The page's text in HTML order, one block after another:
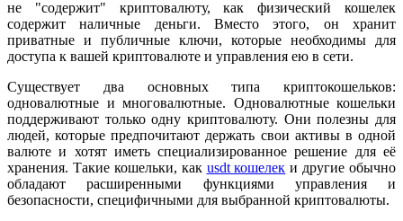
не "содержит" криптовалюту, как физический кошелек
содержит наличные деньги. Вместо этого, он хранит
приватные и публичные ключи, которые необходимы для
доступа к вашей криптовалюте и управления ею в сети.
Существует два основных типа криптокошельков:
одновалютные и многовалютные. Одновалютные кошельки
поддерживают только одну криптовалюту. Они полезны для
людей, которые предпочитают держать свои активы в одной
валюте и хотят иметь специализированное решение для её
хранения. Такие кошельки, как usdt кошелек и другие обычно
обладают расширенными функциями управления и
безопасности, специфичными для выбранной криптовалюты.